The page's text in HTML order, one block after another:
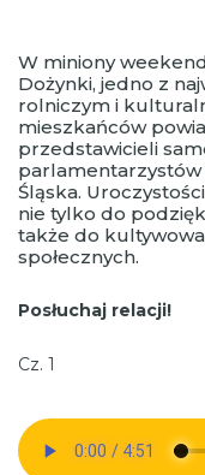
W miniony
Dożynki, jedno z
rolniczym i
mieszkańców
przedstawicieli
parlamentarzystów
Śląska.
nie tylko do
także do
społecznych.
Posłuchaj relacji!
Cz. 1